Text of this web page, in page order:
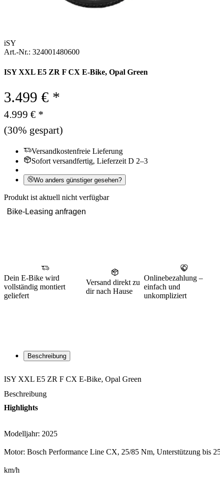
iSY
Art.-Nr.: 324001480600
ISY XXL E5 ZR F CX E-Bike, Opal Green
3.499 € *
4.999 € *
(30% gespart)
Versandkostenfreie Lieferung
Sofort versandfertig, Lieferzeit D 2–3
Wo anders günstiger gesehen?
Produkt ist aktuell nicht verfügbar
Bike-Leasing anfragen
Dein E-Bike wird
vollständig montiert
geliefert
Versand direkt zu
dir nach Hause
Onlinebezahlung –
einfach und
unkompliziert
Beschreibung
ISY XXL E5 ZR F CX E-Bike, Opal Green
Beschreibung
Highlights
Modelljahr: 2025
Motor: Bosch Performance Line CX, 25/85 Nm, Unterstützung bis
km/h